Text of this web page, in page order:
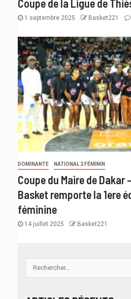
Coupe de la Ligue de
1 septembre 2025 Basket221
DOMINANTE NATIONAL 2 FÉMININ
Coupe du Maire de Dakar
Basket remporte la 1ere
féminine
14 juillet 2025 Basket221